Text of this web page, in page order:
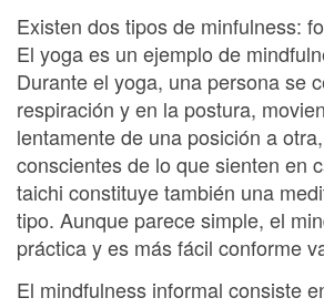
Existen dos tipos de minfulness:
El yoga es un ejemplo de
Durante el yoga, una persona se
respiración y en la postura,
lentamente de una posición a
conscientes de lo que sienten en
taichi constituye también una
tipo. Aunque parece simple, el
práctica y es más fácil conforme
El mindfulness informal consiste